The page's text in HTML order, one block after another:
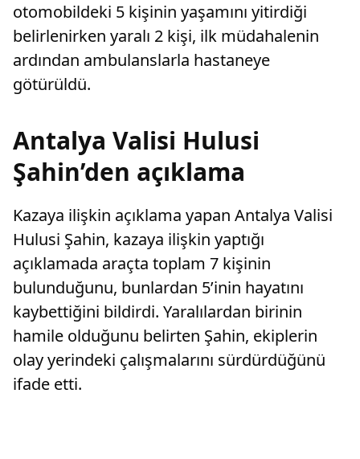
otomobildeki 5 kişinin yaşamını yitirdiği
belirlenirken yaralı 2 kişi, ilk müdahalenin
ardından ambulanslarla hastaneye
götürüldü.
Antalya Valisi Hulusi
Şahin’den açıklama
Kazaya ilişkin açıklama yapan Antalya Valisi
Hulusi Şahin, kazaya ilişkin yaptığı
açıklamada araçta toplam 7 kişinin
bulunduğunu, bunlardan 5’inin hayatını
kaybettiğini bildirdi. Yaralılardan birinin
hamile olduğunu belirten Şahin, ekiplerin
olay yerindeki çalışmalarını sürdürdüğünü
ifade etti.